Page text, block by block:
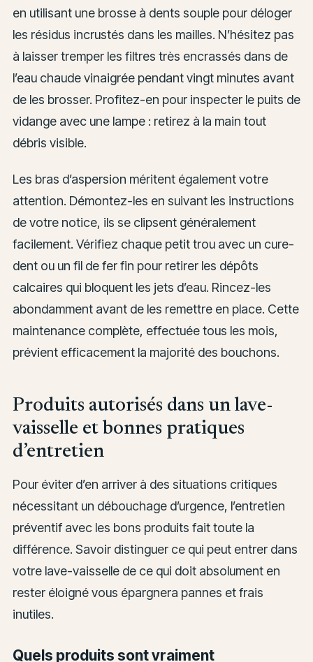
en utilisant une brosse à dents souple pour déloger
les résidus incrustés dans les mailles. N’hésitez pas
à laisser tremper les filtres très encrassés dans de
l’eau chaude vinaigrée pendant vingt minutes avant
de les brosser. Profitez-en pour inspecter le puits de
vidange avec une lampe : retirez à la main tout
débris visible.
Les bras d’aspersion méritent également votre
attention. Démontez-les en suivant les instructions
de votre notice, ils se clipsent généralement
facilement. Vérifiez chaque petit trou avec un cure-
dent ou un fil de fer fin pour retirer les dépôts
calcaires qui bloquent les jets d’eau. Rincez-les
abondamment avant de les remettre en place. Cette
maintenance complète, effectuée tous les mois,
prévient efficacement la majorité des bouchons.
Produits autorisés dans un lave-
vaisselle et bonnes pratiques
d’entretien
Pour éviter d’en arriver à des situations critiques
nécessitant un débouchage d’urgence, l’entretien
préventif avec les bons produits fait toute la
différence. Savoir distinguer ce qui peut entrer dans
votre lave-vaisselle de ce qui doit absolument en
rester éloigné vous épargnera pannes et frais
inutiles.
Quels produits sont vraiment